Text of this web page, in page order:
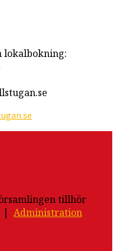
lokalbokning:
tillhör
| Administration